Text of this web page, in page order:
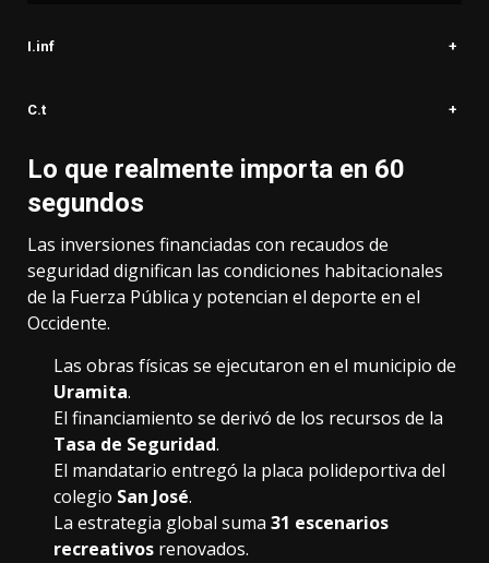
I.inf +
C.t +
Lo que realmente importa en 60
segundos
Las inversiones financiadas con recaudos de
seguridad dignifican las condiciones habitacionales
de la Fuerza Pública y potencian el deporte en el
Occidente.
Las obras físicas se ejecutaron en el municipio de
Uramita.
El financiamiento se derivó de los recursos de la
Tasa de Seguridad.
El mandatario entregó la placa polideportiva del
colegio San José.
La estrategia global suma 31 escenarios
recreativos renovados.